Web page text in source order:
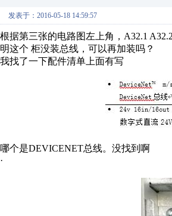
发表于：2016-05-18 14:59:57
根据第三张的电路图左上角，A32.1
明这个 柜没装总线，可以再加装吗？
我找了一下配件清单上面有写
哪个是DEVICENET总线。没找到啊
·